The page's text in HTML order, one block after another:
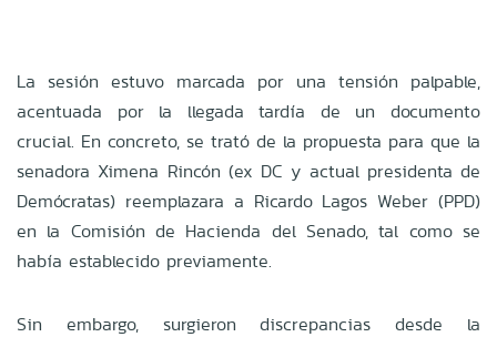
La sesión estuvo marcada por una tensión palpable,
acentuada por la llegada tardía de un documento
crucial. En concreto, se trató de la propuesta para que la
senadora Ximena Rincón (ex DC y actual presidenta de
Demócratas) reemplazara a Ricardo Lagos Weber (PPD)
en la Comisión de Hacienda del Senado, tal como se
había establecido previamente.
Sin embargo, surgieron discrepancias desde la